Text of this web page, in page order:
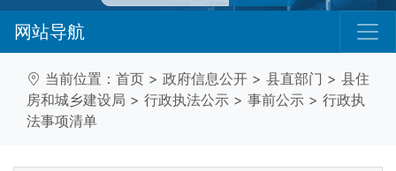
网站导航
当前位置： 首页 > 政府信息公开 > 县直部门 > 县住
房和城乡建设局 > 行政执法公示 > 事前公示 > 行政执
法事项清单